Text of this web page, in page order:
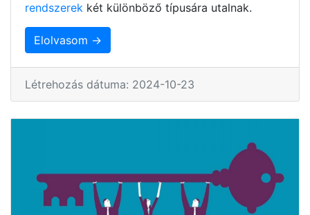
rendszerek két különböző típusára utalnak.
Elolvasom →
Létrehozás dátuma: 2024-10-23